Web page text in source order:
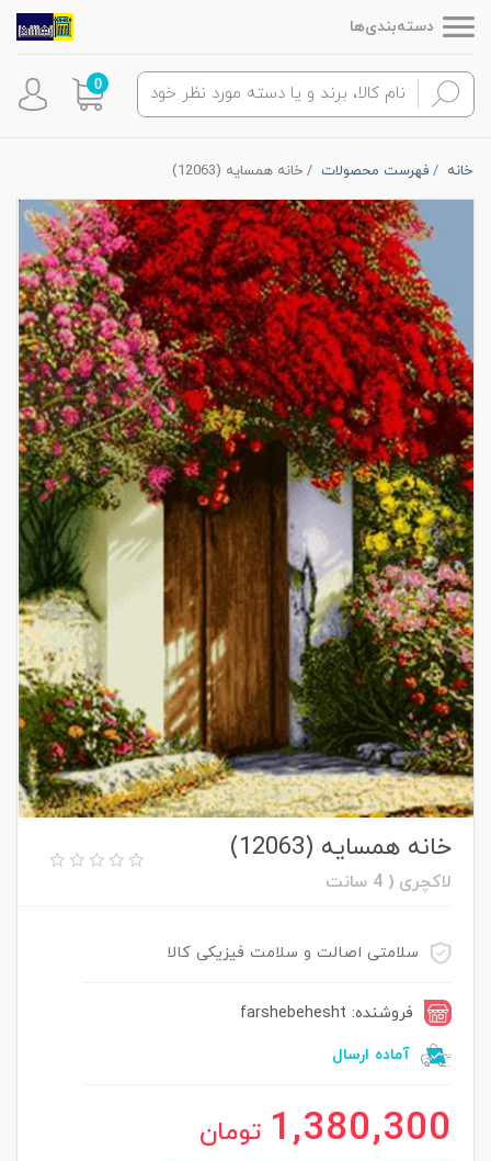
دسته‌بندی‌ها
0
خانه فهرست محصولات خانه همسایه (12063)
خانه همسایه (12063)
لاکچری ( 4 سانت
سلامتی اصالت و سلامت فیزیکی کالا
فروشنده: farshebehesht
آماده ارسال
1,380,300 تومان